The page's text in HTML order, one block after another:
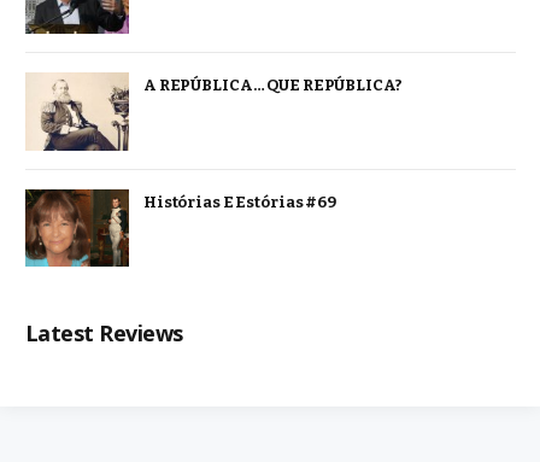
A REPÚBLICA… QUE REPÚBLICA?
Histórias E Estórias #69
Latest Reviews